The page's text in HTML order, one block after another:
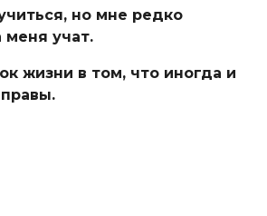
но мне редко
меня учат.
жизни в том, что иногда и